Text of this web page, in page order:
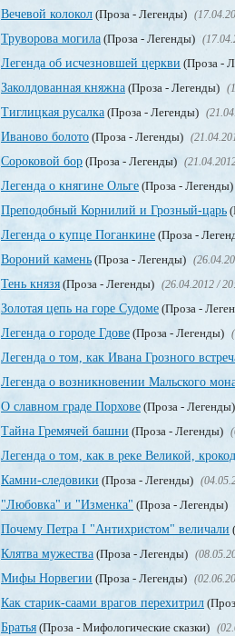
Вечевой колокол (Проза - Легенды)
Труворова могила (Проза - Легенды)
Легенда об исчезновшей церкви (Проза -
Заколдованная княжна (Проза - Легенды)
Тиглицкая русалка (Проза - Легенды)
Иваново болото (Проза - Легенды)
Сороковой бор (Проза - Легенды)
Легенда о княгине Ольге (Проза - Легенды)
Преподобный Корнилий и Грозный-царь
Легенда о купце Поганкине (Проза -
Вороний камень (Проза - Легенды)
Тень князя (Проза - Легенды) (26.04.2012 /
Золотая цепь на горе Судоме (Проза -
Легенда о городе Гдове (Проза - Легенды)
Легенда о том, как Ивана Грозного
Легенда о возникновении Мальского
О славном граде Порхове (Проза - Легенды)
Тайна Гремячей башни (Проза - Легенды)
Легенда о том, как в реке Великой,
Камни-следовики (Проза - Легенды)
"Любовка" и "Изменка" (Проза - Легенды)
Почему Петра I "Антихристом" величали
Клятва мужества (Проза - Легенды)
Мифы Норвегии (Проза - Легенды)
Как старик-саами врагов перехитрил
Братья (Проза - Мифологические сказки)